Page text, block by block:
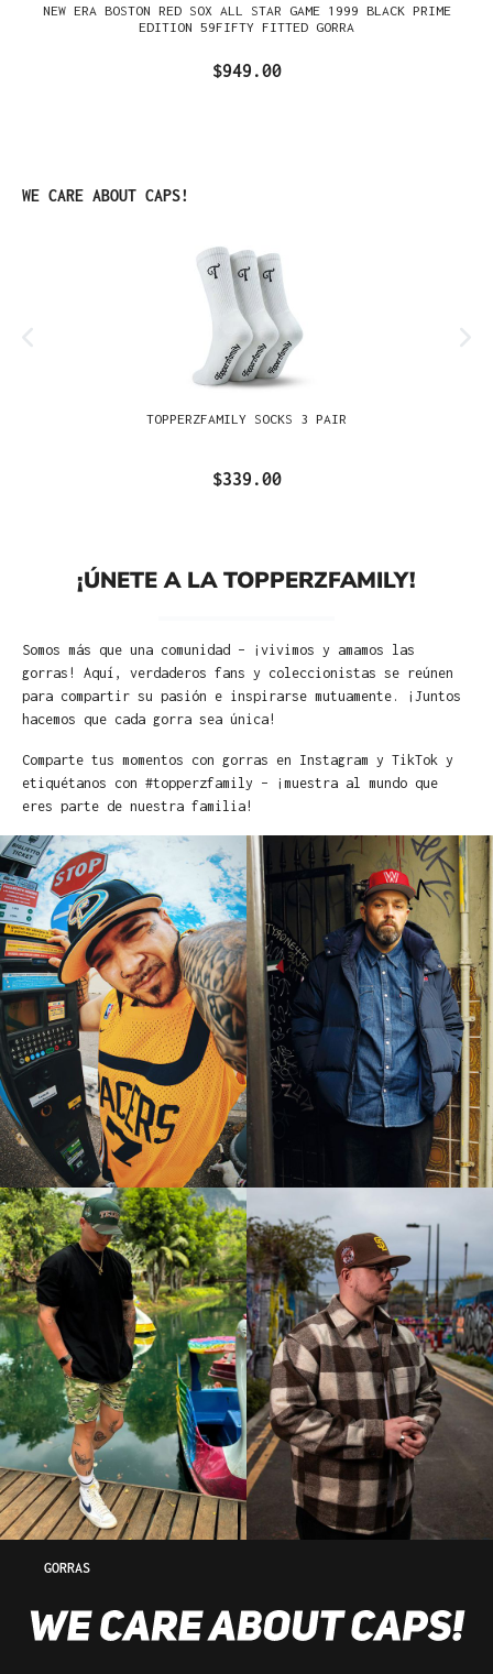
NEW ERA BOSTON RED SOX ALL STAR GAME 1999 BLACK PRIME
EDITION 59FIFTY FITTED GORRA
$949.00
Omitir la galería de productos
WE CARE ABOUT CAPS!
TOPPERZFAMILY SOCKS 3 PAIR
$339.00
¡ÚNETE A LA TOPPERZFAMILY!
Somos más que una comunidad – ¡vivimos y amamos las
gorras! Aquí, verdaderos fans y coleccionistas se reúnen
para compartir su pasión e inspirarse mutuamente. ¡Juntos
hacemos que cada gorra sea única!
Comparte tus momentos con gorras en Instagram y TikTok y
etiquétanos con #topperzfamily – ¡muestra al mundo que
eres parte de nuestra familia!
GORRAS